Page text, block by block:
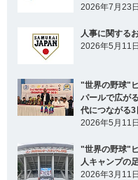
2026年7月23日
人事に関する
2026年5月11日
"世界の野球"
パールで広が
代につながる3
2026年5月11日
"世界の野球"
人キャンプの
2026年3月11日